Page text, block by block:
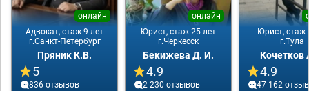
Адвокат, стаж 9 лет
онлайн
г.Санкт-Петербург
Пряник К.В.
5
836 отзывов
Юрист, стаж 25 лет
онлайн
г.Черкесск
Бекижева Д. И.
4.9
2 230 отзывов
Юрист, стаж
г.Тула
Кочетков
4.9
47 162